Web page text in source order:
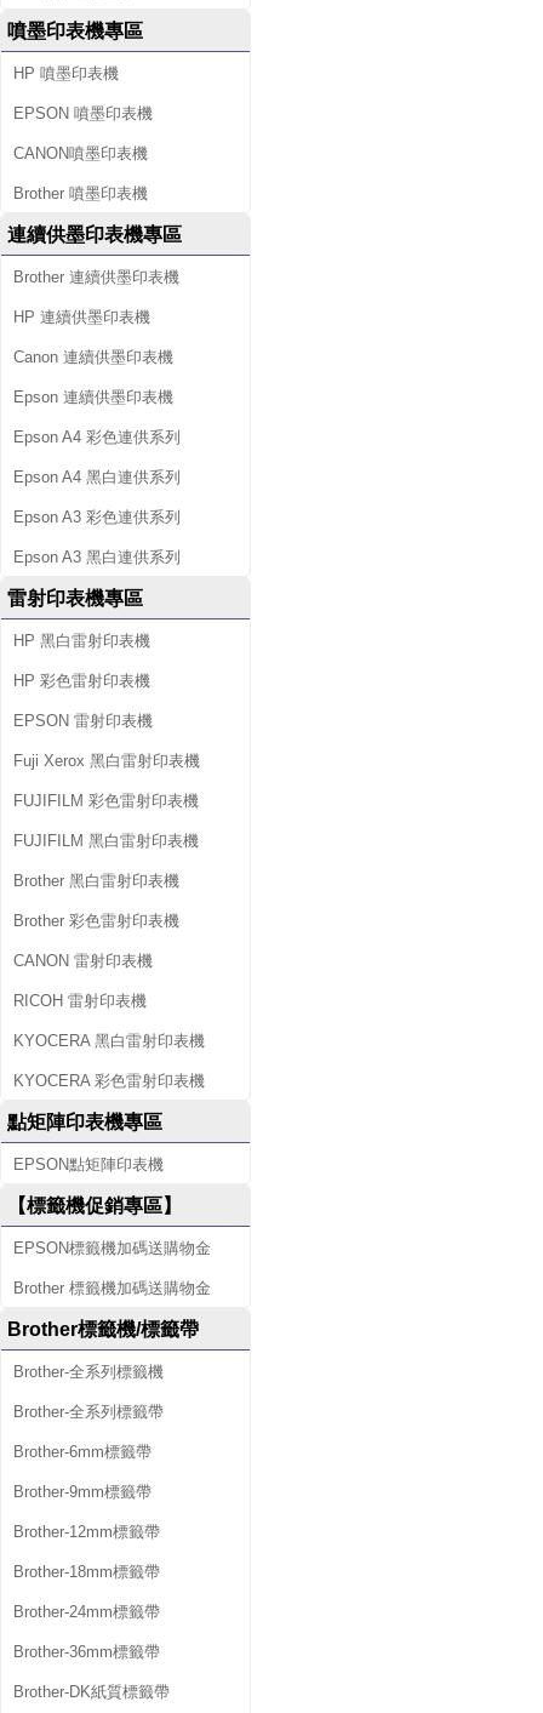
噴墨印表機專區
HP 噴墨印表機
EPSON 噴墨印表機
CANON噴墨印表機
Brother 噴墨印表機
連續供墨印表機專區
Brother 連續供墨印表機
HP 連續供墨印表機
Canon 連續供墨印表機
Epson 連續供墨印表機
Epson A4 彩色連供系列
Epson A4 黑白連供系列
Epson A3 彩色連供系列
Epson A3 黑白連供系列
雷射印表機專區
HP 黑白雷射印表機
HP 彩色雷射印表機
EPSON 雷射印表機
Fuji Xerox 黑白雷射印表機
FUJIFILM 彩色雷射印表機
FUJIFILM 黑白雷射印表機
Brother 黑白雷射印表機
Brother 彩色雷射印表機
CANON 雷射印表機
RICOH 雷射印表機
KYOCERA 黑白雷射印表機
KYOCERA 彩色雷射印表機
點矩陣印表機專區
EPSON點矩陣印表機
【標籤機促銷專區】
EPSON標籤機加碼送購物金
Brother 標籤機加碼送購物金
Brother標籤機/標籤帶
Brother-全系列標籤機
Brother-全系列標籤帶
Brother-6mm標籤帶
Brother-9mm標籤帶
Brother-12mm標籤帶
Brother-18mm標籤帶
Brother-24mm標籤帶
Brother-36mm標籤帶
Brother-DK紙質標籤帶